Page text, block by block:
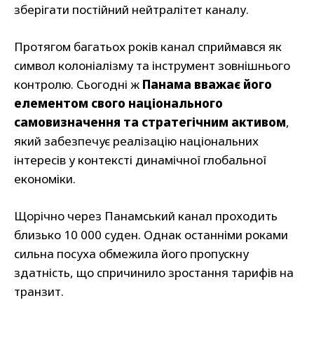
зберігати постійний нейтралітет каналу.
Протягом багатьох років канал сприймався як
символ колоніалізму та інструмент зовнішнього
контролю. Сьогодні ж Панама вважає його
елементом свого національного
самовизначення та стратегічним активом,
який забезпечує реалізацію національних
інтересів у контексті динамічної глобальної
економіки.
Щорічно через Панамський канал проходить
близько 10 000 суден. Однак останніми роками
сильна посуха обмежила його пропускну
здатність, що спричинило зростання тарифів на
транзит.